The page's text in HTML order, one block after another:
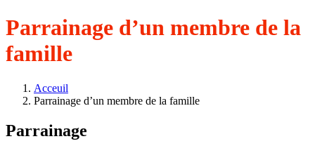
Parrainage d’un membre de la
famille
Acceuil
Parrainage d’un membre de la famille
Parrainage